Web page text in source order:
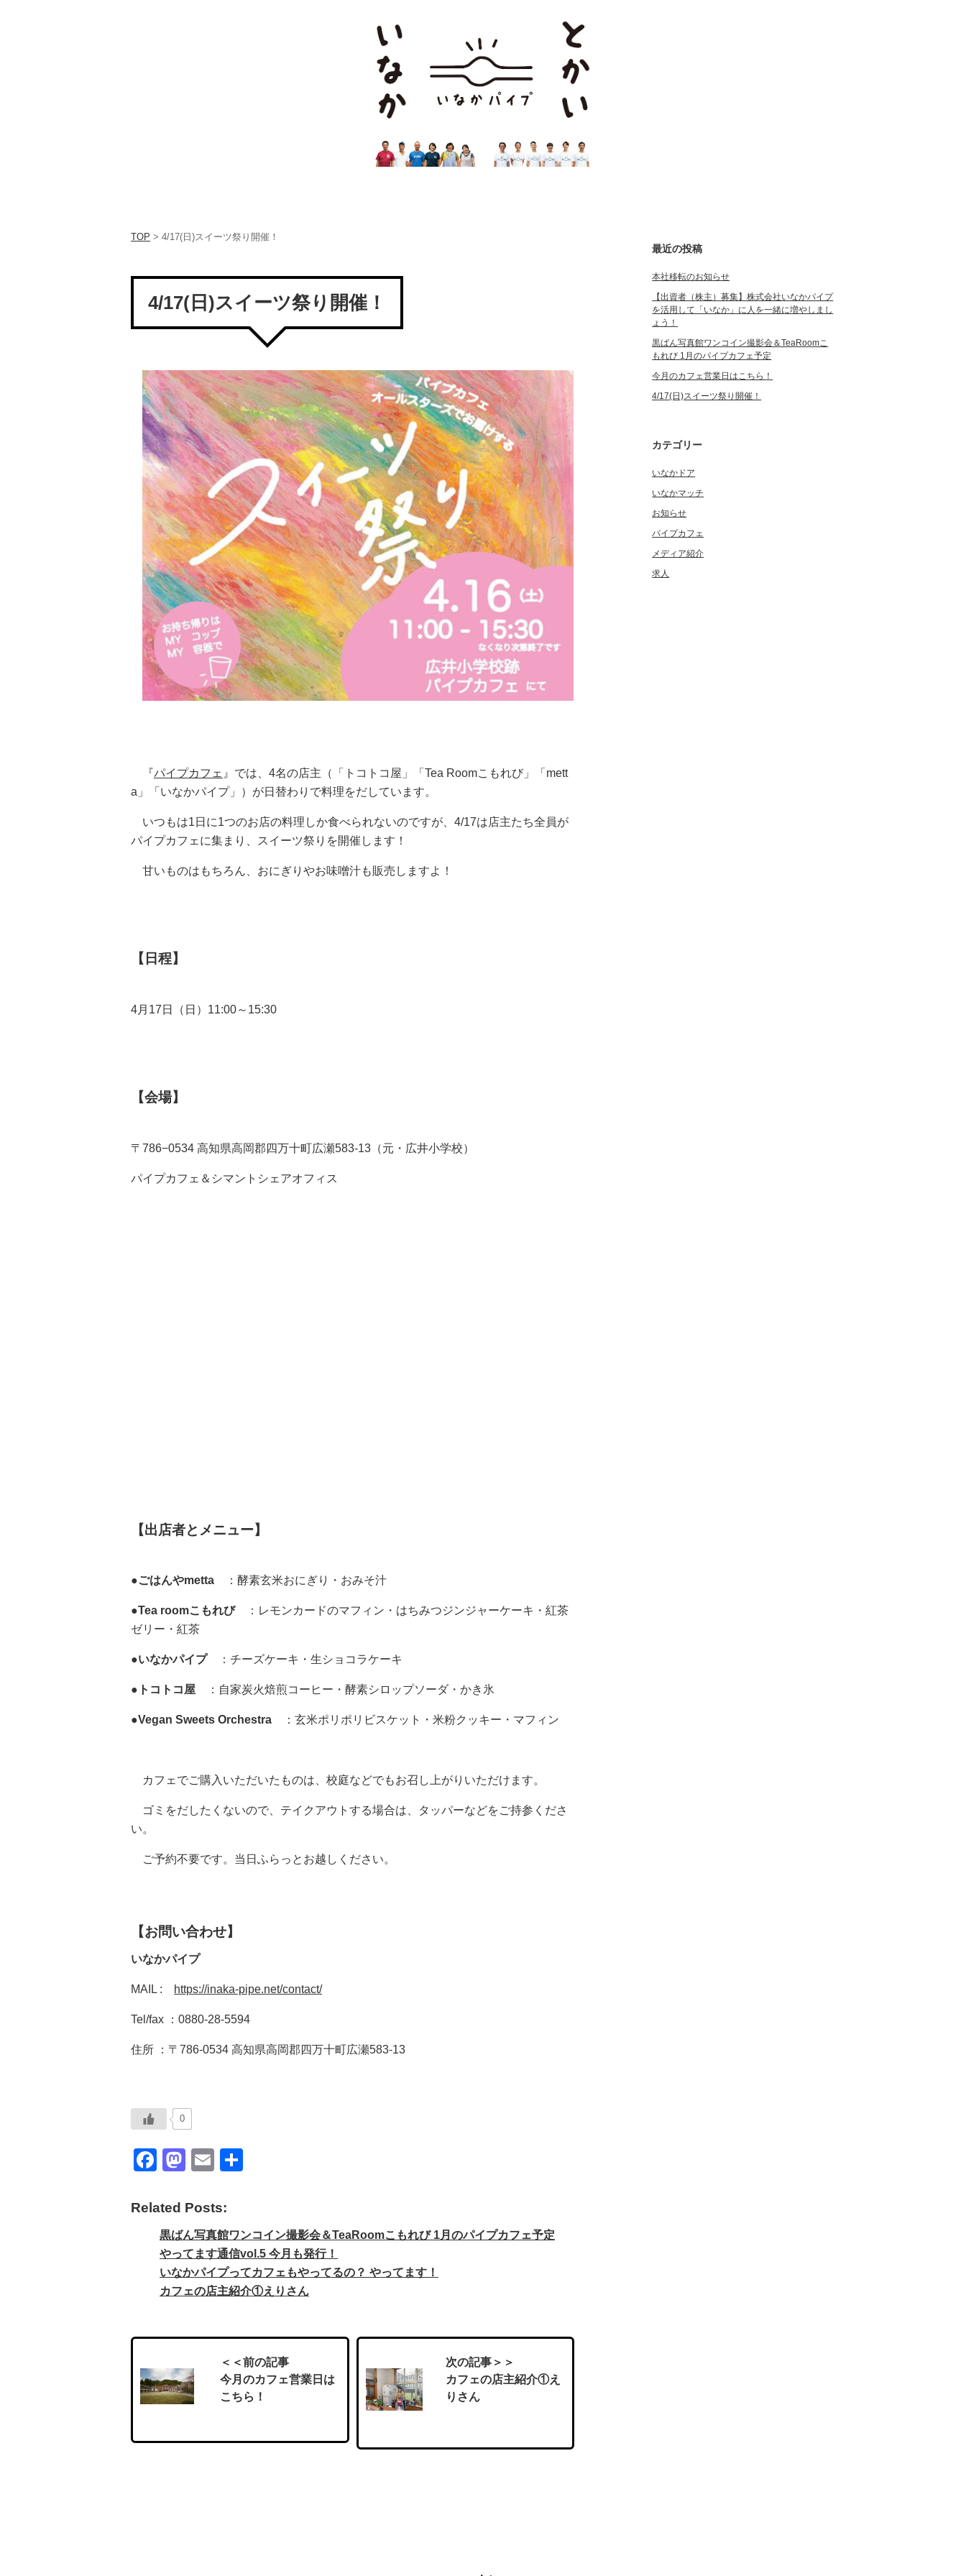
TOP > 4/17(日)スイーツ祭り開催！
4/17(日)スイーツ祭り開催！
『パイプカフェ 』では、4名の店主（「トコトコ屋」「Tea Roomこもれび」「mett
a」「いなかパイプ」）が日替わりで料理をだしています。
いつもは1日に1つのお店の料理しか食べられないのですが、4/17は店主たち全員が
パイプカフェに集まり、スイーツ祭りを開催します！
甘いものはもちろん、おにぎりやお味噌汁も販売しますよ！
【日程】
4月17日（日）11:00～15:30
【会場】
〒786−0534 高知県高岡郡四万十町広瀬583-13（元・広井小学校）
パイプカフェ＆シマントシェアオフィス
【出店者とメニュー】
●ごはんやmetta ：酵素玄米おにぎり・おみそ汁
●Tea roomこもれび
：レモンカードのマフィン・はちみつジンジャーケーキ・紅茶
ゼリー・紅茶
●いなかパイプ ：チーズケーキ・生ショコラケーキ
●トコトコ屋 ：自家炭火焙煎コーヒー・酵素シロップソーダ・かき氷
●Vegan Sweets Orchestra ：玄米ポリポリビスケット・米粉クッキー・マフィン
カフェでご購入いただいたものは、校庭などでもお召し上がりいただけます。
ゴミをだしたくないので、テイクアウトする場合は、タッパーなどをご持参くださ
い。
ご予約不要です。当日ふらっとお越しください。
【お問い合わせ】
いなかパイプ
MAIL : https://inaka-pipe.net/contact/
Tel/fax ：0880-28-5594
住所 ：〒786-0534 高知県高岡郡四万十町広瀬583-13
0
F
c
e
b
o
o
M
st
o
d
o
n
E
ail
Related Posts:
黒ばん写真館ワンコイン撮影会＆TeaRoomこもれび 1月のパイプカフェ予定
やってます通信vol.5 今月も発行！
いなかパイプってカフェもやってるの？ やってます！
カフェの店主紹介①えりさん
次の記事＞＞
カフェの店主紹介①え
りさん
＜＜前の記事
今月のカフェ営業日は
こちら！
最近の投稿
本社移転のお知らせ
【出資者（株主）募集】株式会社いなかパイプ
を活用して「いなか」に人を一緒に増やしまし
ょう！
黒ばん写真館ワンコイン撮影会＆TeaRoomこ
もれび 1月のパイプカフェ予定
今月のカフェ営業日はこちら！
4/17(日)スイーツ祭り開催！
カテゴリー
いなかドア
いなかマッチ
お知らせ
パイプカフェ
メディア紹介
求人